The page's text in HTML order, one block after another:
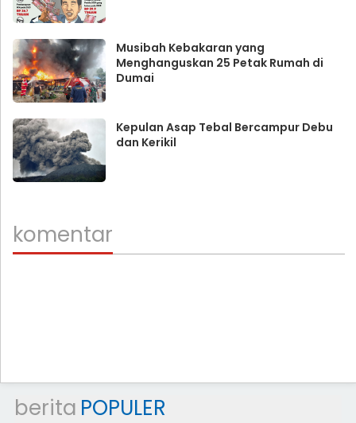
Musibah Kebakaran yang
Menghanguskan 25 Petak Rumah di
Dumai
Kepulan Asap Tebal Bercampur Debu
dan Kerikil
komentar
berita POPULER